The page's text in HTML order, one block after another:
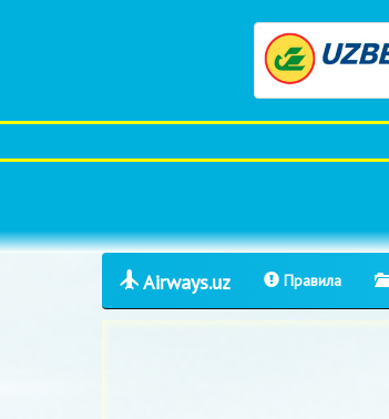
Airways.uz Правила